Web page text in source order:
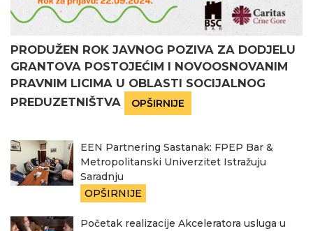
PRODUŽEN ROK JAVNOG POZIVA ZA DODJELU
GRANTOVA POSTOJEĆIM I NOVOOSNOVANIM
PRAVNIM LICIMA U OBLASTI SOCIJALNOG
PREDUZETNIŠTVA
OPŠIRNIJE
EEN Partnering Sastanak: FPEP Bar &
Metropolitanski Univerzitet Istražuju
Saradnju
OPŠIRNIJE
Početak realizacije Akceleratora usluga u